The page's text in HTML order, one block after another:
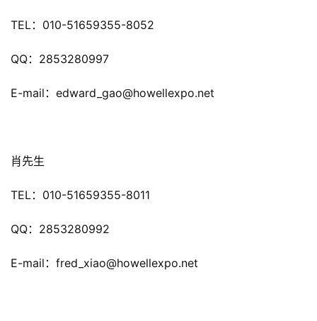
0
日
接
海
站
TEL：010-51659355-8052
QQ：2853280997
E-mail：edward_gao@howellexpo.net
肖先生
TEL：010-51659355-8011
QQ：2853280992
E-mail：fred_xiao@howellexpo.net